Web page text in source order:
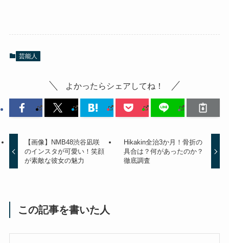
芸能人
よかったらシェアしてね！
【画像】NMB48渋谷凪咲
のインスタが可愛い！笑顔
が素敵な彼女の魅力
Hikakin全治3か月！骨折の
具合は？何があったのか？
徹底調査
この記事を書いた人